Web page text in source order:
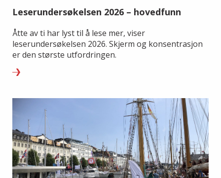
Leserundersøkelsen 2026 – hovedfunn
Åtte av ti har lyst til å lese mer, viser
leserundersøkelsen 2026. Skjerm og konsentrasjon
er den største utfordringen.